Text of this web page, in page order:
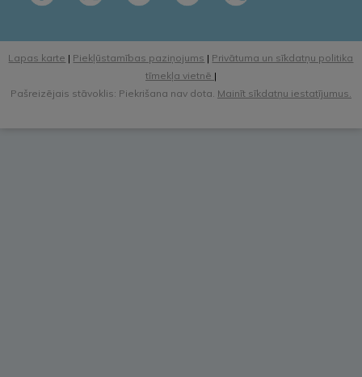
Lapas karte | Piekļūstamības paziņojums | Privātuma un sīkdatņu politika
tīmekļa vietnē |
Pašreizējais stāvoklis: Piekrišana nav dota. Mainīt sīkdatņu iestatījumus.